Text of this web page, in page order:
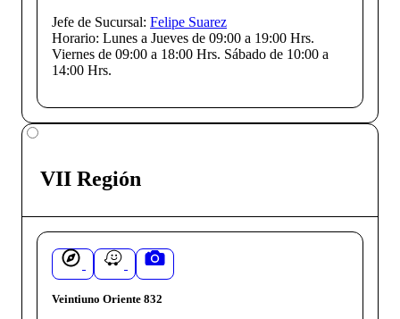
Jefe de Sucursal: Felipe Suarez
Horario: Lunes a Jueves de 09:00 a 19:00 Hrs.
Viernes de 09:00 a 18:00 Hrs. Sábado de 10:00 a
14:00 Hrs.
VII Región
Veintiuno Oriente 832